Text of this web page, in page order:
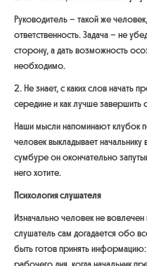
Руководитель – такой же
ответственность. Задача – не
сторону, а дать возможность
необходимо.
2. Не знает, с каких слов начать
середине и как лучше завершить
Наши мысли напоминают клубок
человек выкладывает
сумбуре он окончательно
него хотите.
Психология слушателя
Изначально человек не
слушатель сам догадается обо
быть готов принять информацию: